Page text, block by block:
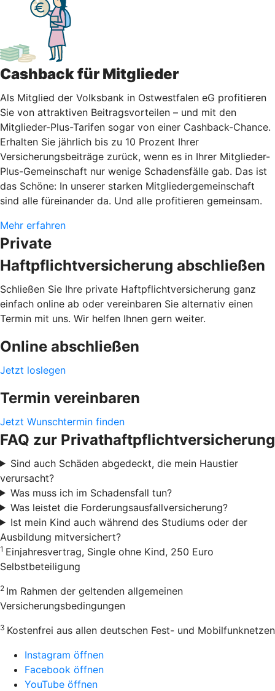
Cashback für Mitglieder
Als Mitglied der Volksbank in Ostwestfalen eG profitieren
Sie von attraktiven Beitragsvorteilen – und mit den
Mitglieder-Plus-Tarifen sogar von einer Cashback-Chance.
Erhalten Sie jährlich bis zu 10 Prozent Ihrer
Versicherungsbeiträge zurück, wenn es in Ihrer Mitglieder-
Plus-Gemeinschaft nur wenige Schadensfälle gab. Das ist
das Schöne: In unserer starken Mitgliedergemeinschaft
sind alle füreinander da. Und alle profitieren gemeinsam.
Mehr erfahren
Private
Haftpflichtversicherung abschließen
Schließen Sie Ihre private Haftpflichtversicherung ganz
einfach online ab oder vereinbaren Sie alternativ einen
Termin mit uns. Wir helfen Ihnen gern weiter.
Online abschließen
Jetzt loslegen
Termin vereinbaren
Jetzt Wunschtermin finden
FAQ zur Privathaftpflichtversicherung
Sind auch Schäden abgedeckt, die mein Haustier
verursacht?
Was muss ich im Schadensfall tun?
Was leistet die Forderungsausfallversicherung?
Ist mein Kind auch während des Studiums oder der
Ausbildung mitversichert?
1 Einjahresvertrag, Single ohne Kind, 250 Euro
Selbstbeteiligung
2 Im Rahmen der geltenden allgemeinen
Versicherungsbedingungen
3 Kostenfrei aus allen deutschen Fest- und Mobilfunknetzen
Instagram öffnen
Facebook öffnen
YouTube öffnen